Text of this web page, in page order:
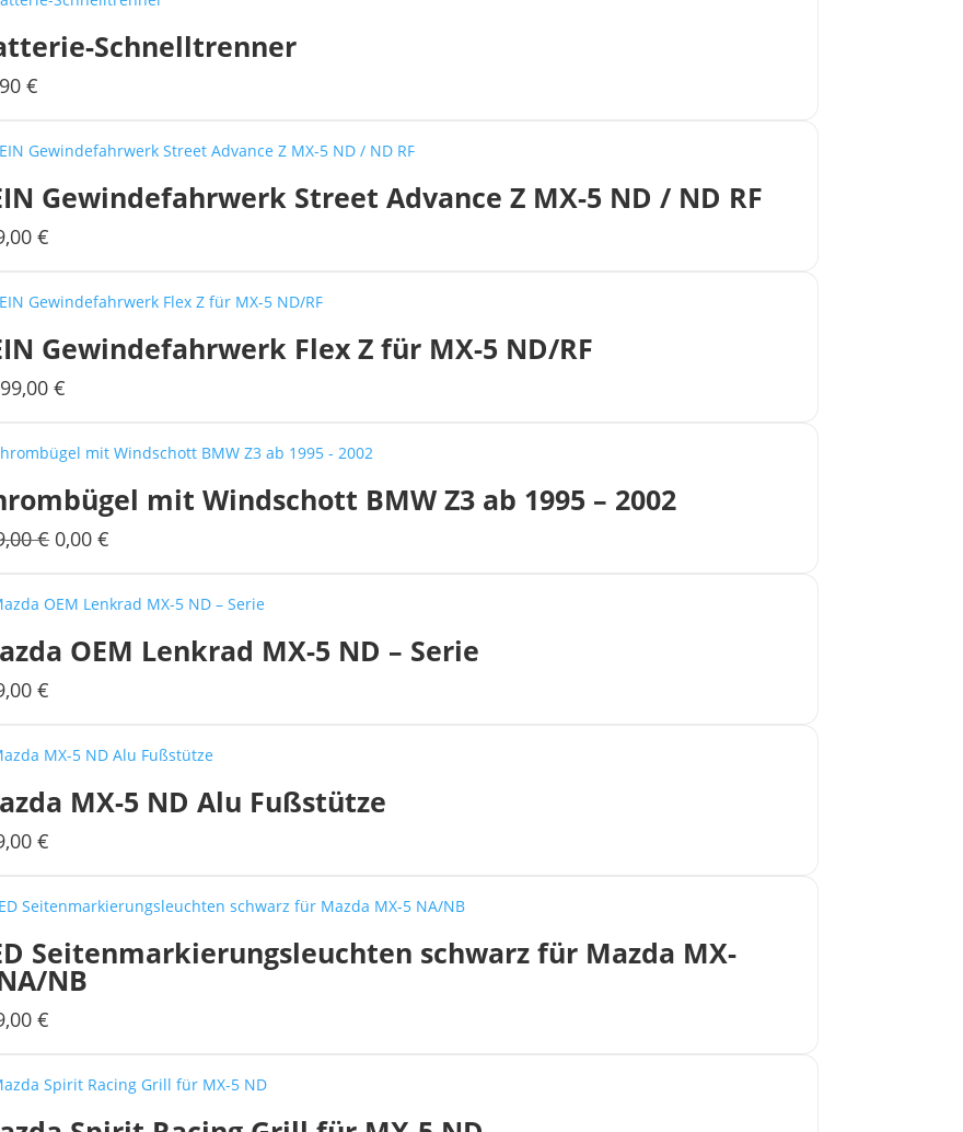
Schnelltrenner
€
Gewindefahrwerk Street Advance Z MX-5 ND / ND RF
€
Gewindefahrwerk Flex Z für MX-5 ND/RF
€
mit Windschott BMW Z3 ab 1995 – 2002
€ Ursprünglicher
war:
0,00€
ist:
OEM Lenkrad MX-5 ND – Serie
€
MX-5 ND Alu Fußstütze
€
Seitenmarkierungsleuchten schwarz für Mazda MX-
NB
€